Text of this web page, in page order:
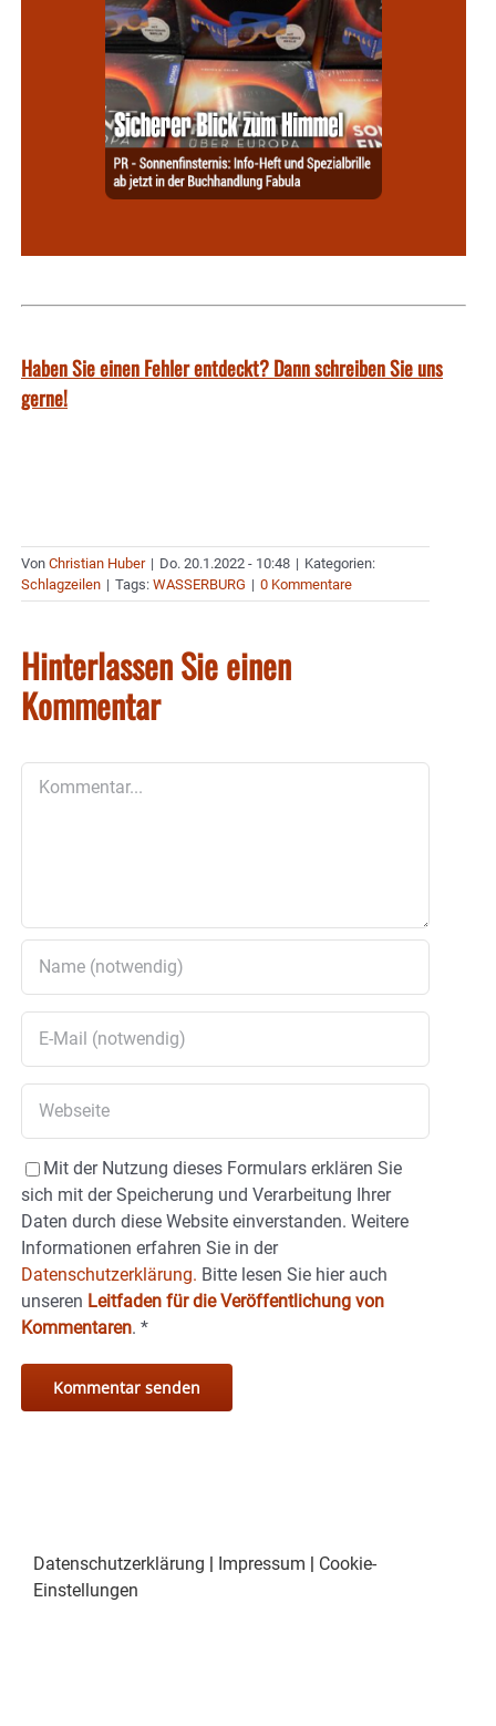
Haben Sie einen Fehler entdeckt? Dann schreiben Sie uns
gerne!
Von Christian Huber | Do. 20.1.2022 - 10:48 | Kategorien:
Schlagzeilen | Tags: WASSERBURG | 0 Kommentare
Hinterlassen Sie einen
Kommentar
Mit der Nutzung dieses Formulars erklären Sie
sich mit der Speicherung und Verarbeitung Ihrer
Daten durch diese Website einverstanden. Weitere
Informationen erfahren Sie in der
Datenschutzerklärung. Bitte lesen Sie hier auch
unseren Leitfaden für die Veröffentlichung von
Kommentaren. *
Datenschutzerklärung | Impressum | Cookie-
Einstellungen